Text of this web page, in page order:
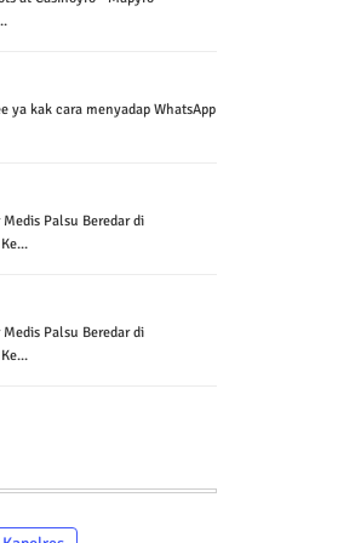
ya kak cara menyadap WhatsApp
Palsu Beredar di
Palsu Beredar di